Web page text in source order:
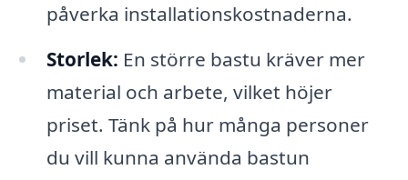
påverka installationskostnaderna.
Storlek: En större bastu kräver mer
material och arbete, vilket höjer
priset. Tänk på hur många personer
du vill kunna använda bastun